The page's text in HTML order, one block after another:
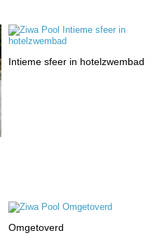
Intieme sfeer in hotelzwembad
Omgetoverd